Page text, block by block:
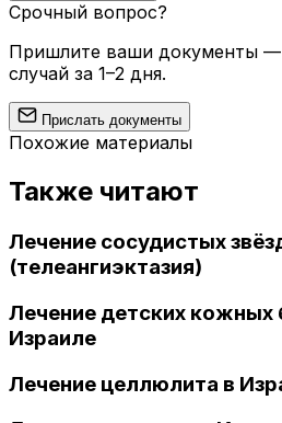
Срочный вопрос?
Пришлите ваши документы —
случай за 1–2 дня.
Прислать документы
Похожие материалы
Также читают
Лечение сосудистых
(телеангиэктазия)
Лечение детских кожных
Израиле
Лечение целлюлита в